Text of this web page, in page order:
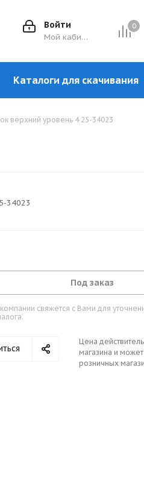
0
Войти
Мой кабинет
Каталоги для скачивания
верхний уровень 4 25-34023
34023
Под заказ
свяжется с Вами для
Цена
магазина и может
розничных